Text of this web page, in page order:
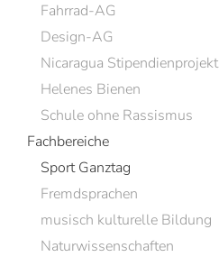
Fahrrad-AG
Design-AG
Nicaragua Stipendienprojekt
Helenes Bienen
Schule ohne Rassismus
Fachbereiche
Sport Ganztag
Fremdsprachen
musisch kulturelle Bildung
Naturwissenschaften